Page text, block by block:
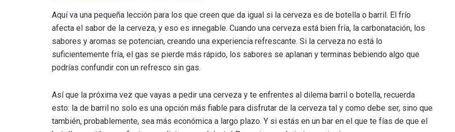
Aquí va una pequeña lección para los que creen que da igual si la cerveza es de botella o barril. El frío
afecta el sabor de la cerveza, y eso es innegable. Cuando una cerveza está bien fría, la carbonatación, los
sabores y aromas se potencian, creando una experiencia refrescante. Si la cerveza no está lo
suficientemente fría, el gas se pierde más rápido, los sabores se aplanan y terminas bebiendo algo que
podrías confundir con un refresco sin gas.
Así que la próxima vez que vayas a pedir una cerveza y te enfrentes al dilema barril o botella, recuerda
esto: la de barril no solo es una opción más fiable para disfrutar de la cerveza tal y como debe ser, sino que
también, probablemente, sea más económica a largo plazo. Y si estás en un bar en el que te fías de que el